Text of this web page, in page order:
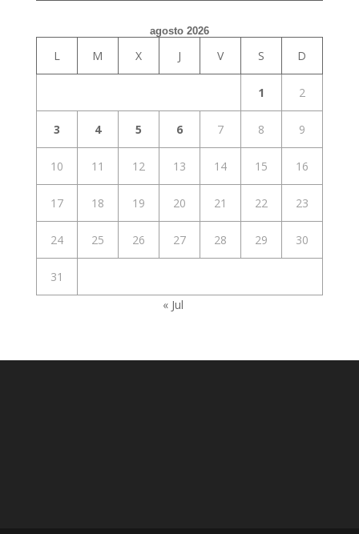
agosto 2026
L M X J V S D
1 2
3 4 5 6 7 8 9
10 11 12 13 14 15 16
17 18 19 20 21 22 23
24 25 26 27 28 29 30
31
« Jul